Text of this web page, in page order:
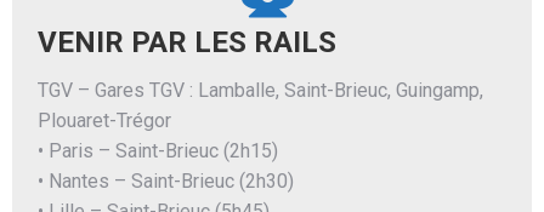
VENIR PAR LES RAILS
TGV – Gares TGV : Lamballe, Saint-Brieuc, Guingamp,
Plouaret-Trégor
• Paris – Saint-Brieuc (2h15)
• Nantes – Saint-Brieuc (2h30)